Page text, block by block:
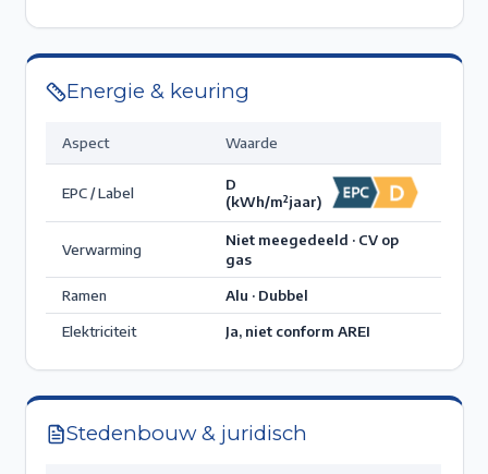
Energie & keuring
Aspect Waarde
EPC / Label
D
(kWh/m²jaar)
Verwarming
Niet meegedeeld · CV op
gas
Ramen
Alu · Dubbel
Elektriciteit
Ja, niet conform AREI
Stedenbouw & juridisch